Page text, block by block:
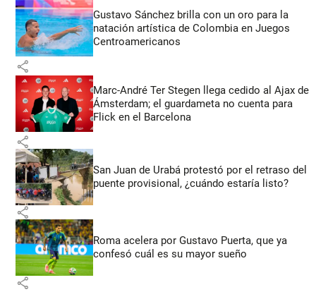
Gustavo Sánchez brilla con un oro para la
natación artística de Colombia en Juegos
Centroamericanos
share
Marc-André Ter Stegen llega cedido al Ajax de
Ámsterdam; el guardameta no cuenta para
Flick en el Barcelona
share
San Juan de Urabá protestó por el retraso del
puente provisional, ¿cuándo estaría listo?
share
Roma acelera por Gustavo Puerta, que ya
confesó cuál es su mayor sueño
share